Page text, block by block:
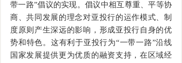
带一路”倡议的实现。倡议中相互尊重、平等协
商、共同发展的理念对亚投行的运作模式、制
度原则产生深远的影响，形成亚投行自身的优
势和特色。这有利于亚投行为“一带一路”沿线
国家发展提供更为优质的融资支持，在区域经